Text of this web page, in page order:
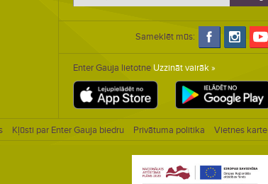
Sameklēt mūs:
Enter Gauja lietotne Uzzināt vairāk »
Kļūsti par Enter Gauja biedru Privātuma politika Vietnes karte